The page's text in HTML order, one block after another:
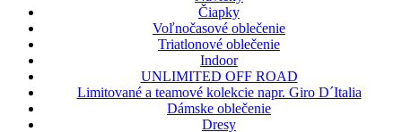
Čiapky
Voľnočasové oblečenie
Triatlonové oblečenie
Indoor
UNLIMITED OFF ROAD
Limitované a teamové kolekcie napr. Giro D´Italia
Dámske oblečenie
Dresy